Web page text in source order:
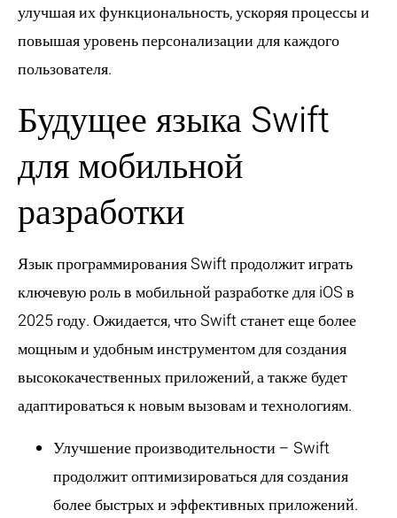
улучшая их функциональность, ускоряя процессы и
повышая уровень персонализации для каждого
пользователя.
Будущее языка Swift
для мобильной
разработки
Язык программирования Swift продолжит играть
ключевую роль в мобильной разработке для iOS в
2025 году. Ожидается, что Swift станет еще более
мощным и удобным инструментом для создания
высококачественных приложений, а также будет
адаптироваться к новым вызовам и технологиям.
Улучшение производительности– Swift
продолжит оптимизироваться для создания
более быстрых и эффективных приложений.